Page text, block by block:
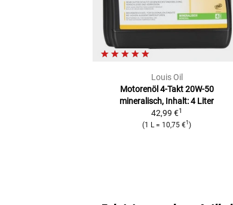
Louis Oil
Motorenöl 4-Takt 20W-50
mineralisch, Inhalt: 4 Liter
42,99 €1
(1 L = 10,75 €1 )